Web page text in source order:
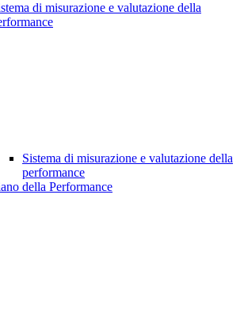
di misurazione e valutazione della
Sistema di misurazione e valutazione della
performance
della Performance